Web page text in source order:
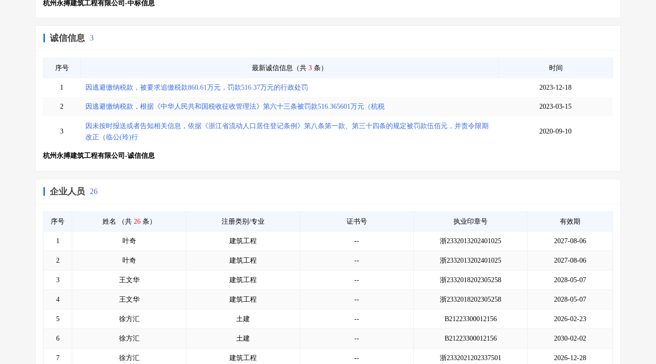
杭州永搏建筑工程有限公司-中标信息
诚信信息 3
序号 最新诚信信息（共 3 条） 时间
1 因逃避缴纳税款，被要求追缴税款860.61万元，罚款516.37万元的行政处罚 2023-12-18
2 因逃避缴纳税款，根据《中华人民共和国税收征收管理法》第六十三条被罚款516.365601万元（杭税 2023-03-15
3
因未按时报送或者告知相关信息，依据《浙江省流动人口居住登记条例》第八条第一款、第三十四条的规定被罚款伍佰元，并责令限期
改正（临公(玲)行
2020-09-10
杭州永搏建筑工程有限公司-诚信信息
企业人员 26
序号 姓名 （共 26条） 注册类别/专业 证书号 执业印章号 有效期
1 叶奇 建筑工程 -- 浙2332013202401025 2027-08-06
2 叶奇 建筑工程 -- 浙2332013202401025 2027-08-06
3 王文华 建筑工程 -- 浙2332018202305258 2028-05-07
4 王文华 建筑工程 -- 浙2332018202305258 2028-05-07
5 徐方汇 土建 -- B21223300012156 2026-02-23
6 徐方汇 土建 -- B21223300012156 2030-02-02
7 徐方汇 建筑工程 -- 浙2332021202337501 2026-12-28